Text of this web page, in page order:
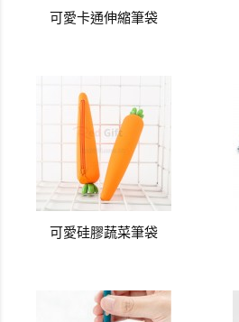
可愛卡通伸縮筆袋
可愛硅膠蔬菜筆袋